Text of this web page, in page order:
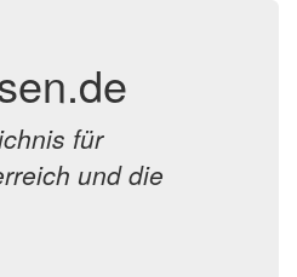
für
und die